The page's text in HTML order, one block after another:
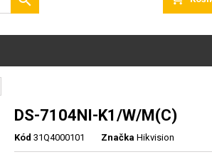
DS-7104NI-K1/W/M(C)
Kód 31Q4000101 Značka Hikvision